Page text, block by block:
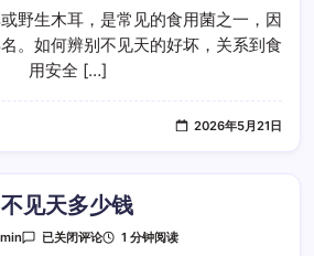
天
怎
么
区
别
野生木耳，是常见的食用菌之一，因
。如何辨别不见天的好坏，关系到食
用安全 […]
2026年5月21日
不见天多少钱
不
已关闭评论 1 分钟阅读